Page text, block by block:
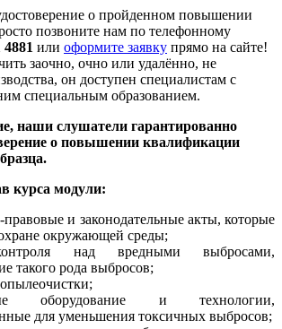
о пройденном повышении
позвоните нам по телефонному
4881 или оформите заявку прямо на сайте!
заочно, очно или удалённо, не
он доступен специалистам с
специальным образованием.
наши слушатели гарантированно
о повышении квалификации
курса модули:
и законодательные акты, которые
окружающей среды;
над вредными выбросами,
такого рода выбросов;
оборудование и технологии,
для уменьшения токсичных выбросов;